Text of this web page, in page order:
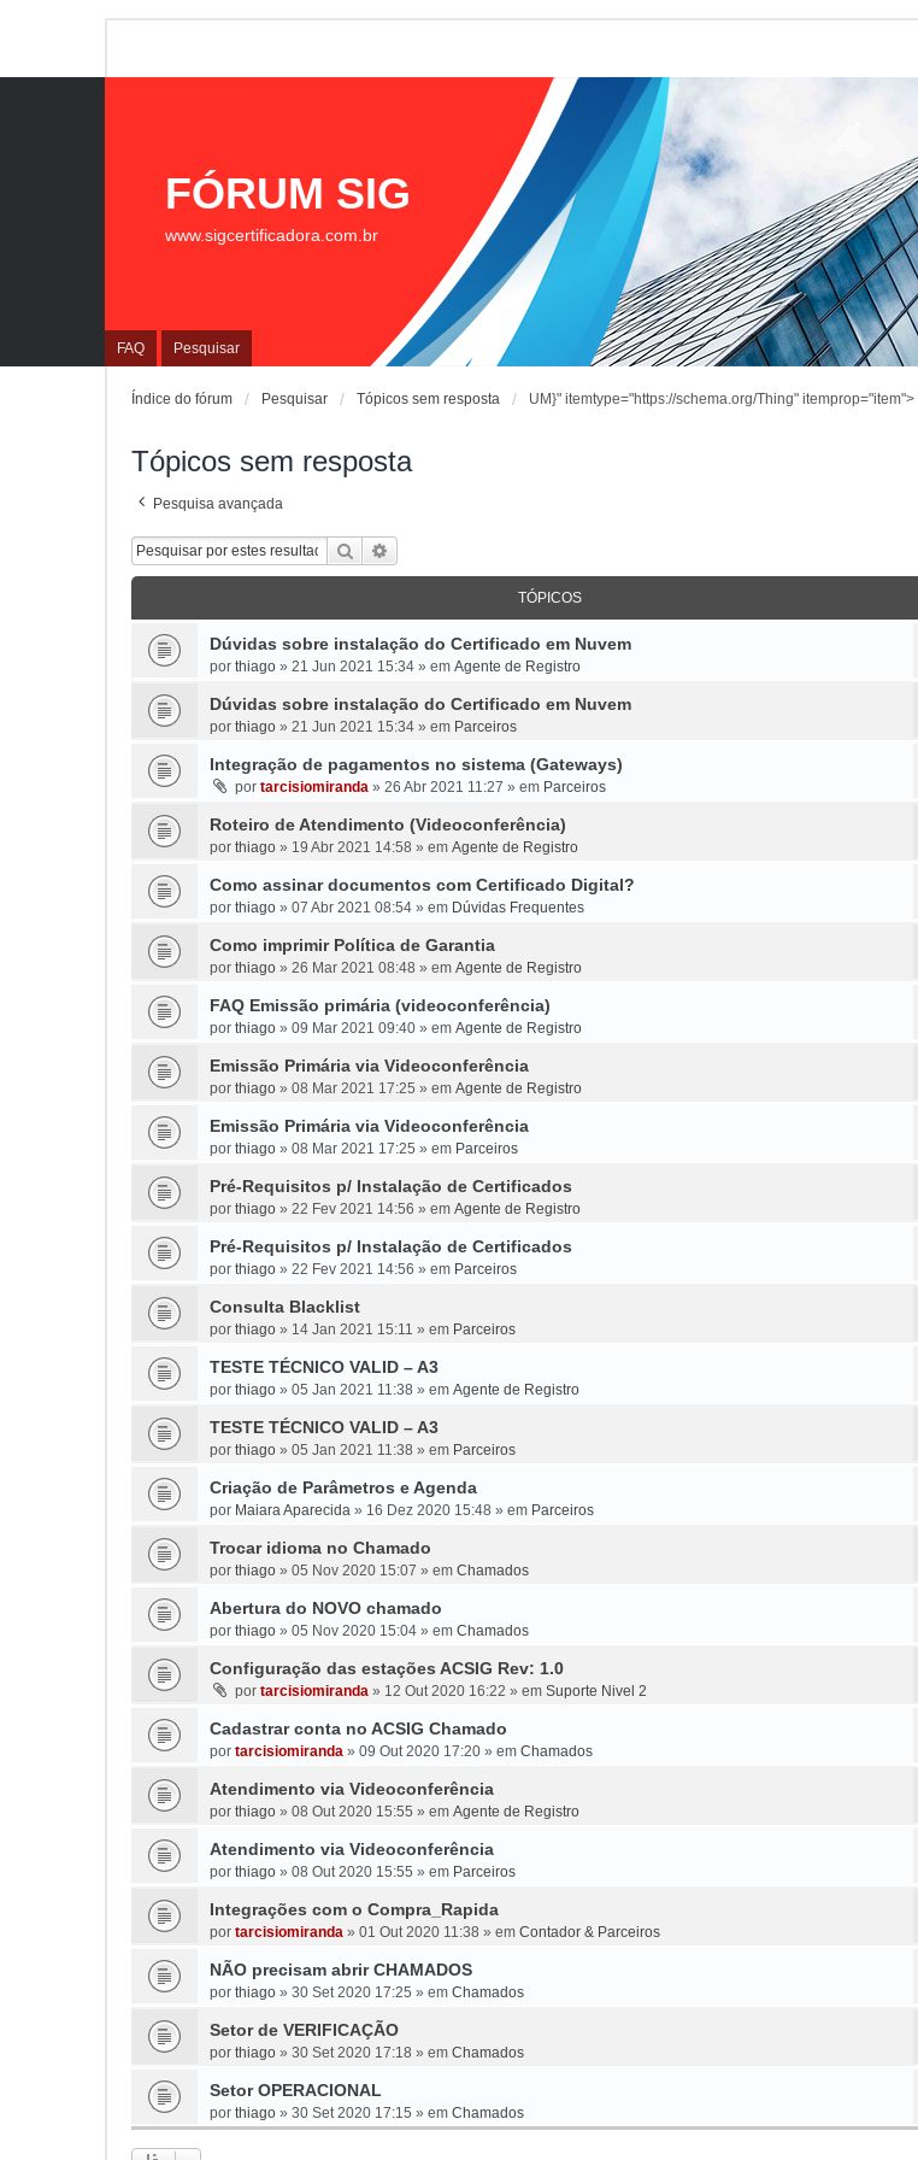
FAQ Pesquisar
FÓRUM SIG
www.sigcertificadora.com.br
Índice do fórum Pesquisar UM}" itemtype="https://schema.org/Thing" itemprop="item">
Tópicos sem resposta
Tópicos sem resposta
Pesquisa avançada
Pesquisar
TÓPICOS
Dúvidas sobre instalação do Certificado em Nuvem
por thiago » 21 Jun 2021 15:34 » em Agente de Registro
Dúvidas sobre instalação do Certificado em Nuvem
por thiago » 21 Jun 2021 15:34 » em Parceiros
Integração de pagamentos no sistema (Gateways)
por tarcisiomiranda » 26 Abr 2021 11:27 » em Parceiros
Roteiro de Atendimento (Videoconferência)
por thiago » 19 Abr 2021 14:58 » em Agente de Registro
Como assinar documentos com Certificado Digital?
por thiago » 07 Abr 2021 08:54 » em Dúvidas Frequentes
Como imprimir Política de Garantia
por thiago » 26 Mar 2021 08:48 » em Agente de Registro
FAQ Emissão primária (videoconferência)
por thiago » 09 Mar 2021 09:40 » em Agente de Registro
Emissão Primária via Videoconferência
por thiago » 08 Mar 2021 17:25 » em Agente de Registro
Emissão Primária via Videoconferência
por thiago » 08 Mar 2021 17:25 » em Parceiros
Pré-Requisitos p/ Instalação de Certificados
por thiago » 22 Fev 2021 14:56 » em Agente de Registro
Pré-Requisitos p/ Instalação de Certificados
por thiago » 22 Fev 2021 14:56 » em Parceiros
Consulta Blacklist
por thiago » 14 Jan 2021 15:11 » em Parceiros
TESTE TÉCNICO VALID – A3
por thiago » 05 Jan 2021 11:38 » em Agente de Registro
TESTE TÉCNICO VALID – A3
por thiago » 05 Jan 2021 11:38 » em Parceiros
Criação de Parâmetros e Agenda
por Maiara Aparecida » 16 Dez 2020 15:48 » em Parceiros
Trocar idioma no Chamado
por thiago » 05 Nov 2020 15:07 » em Chamados
Abertura do NOVO chamado
por thiago » 05 Nov 2020 15:04 » em Chamados
Configuração das estações ACSIG Rev: 1.0
por tarcisiomiranda » 12 Out 2020 16:22 » em Suporte Nivel 2
Cadastrar conta no ACSIG Chamado
por tarcisiomiranda » 09 Out 2020 17:20 » em Chamados
Atendimento via Videoconferência
por thiago » 08 Out 2020 15:55 » em Agente de Registro
Atendimento via Videoconferência
por thiago » 08 Out 2020 15:55 » em Parceiros
Integrações com o Compra_Rapida
por tarcisiomiranda » 01 Out 2020 11:38 » em Contador & Parceiros
NÃO precisam abrir CHAMADOS
por thiago » 30 Set 2020 17:25 » em Chamados
Setor de VERIFICAÇÃO
por thiago » 30 Set 2020 17:18 » em Chamados
Setor OPERACIONAL
por thiago » 30 Set 2020 17:15 » em Chamados